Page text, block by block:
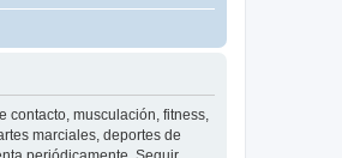
contacto, musculación, fitness,
marciales, deportes de